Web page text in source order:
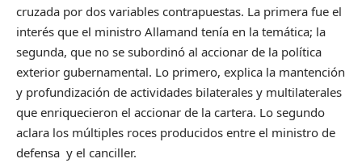
cruzada por dos variables contrapuestas. La primera fue el
interés que el ministro Allamand tenía en la temática; la
segunda, que no se subordinó al accionar de la política
exterior gubernamental. Lo primero, explica la mantención
y profundización de actividades bilaterales y multilaterales
que enriquecieron el accionar de la cartera. Lo segundo
aclara los múltiples roces producidos entre el ministro de
defensa y el canciller.